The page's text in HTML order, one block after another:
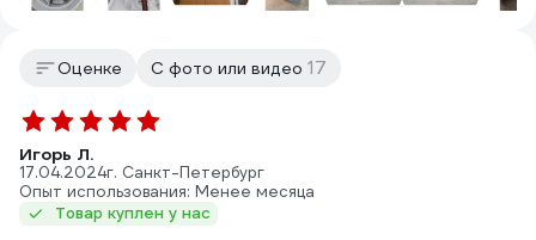
Оценке С фото или видео 17
Игорь Л.
17.04.2024г. Санкт-Петербург
Опыт использования: Менее месяца
Товар куплен у нас